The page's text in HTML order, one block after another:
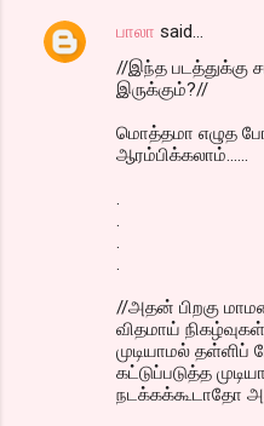
பாலா said…
//இந்த படத்துக்கு
இருக்கும்?//
மொத்தமா எழுத
ஆரம்பிக்கலாம்......
.
.
.
.
//அதன் பிறகு
விதமாய்
முடியாமல் தள்ளிப்
கட்டுப்படுத்த
நடக்கக்கூடாதோ